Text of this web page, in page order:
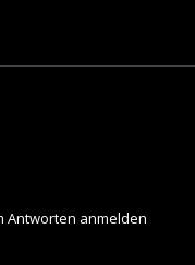
Antworten anmelden